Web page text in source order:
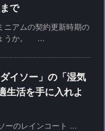
で
ニアムの契約更新時期の
ょうか。 ...
イソー」の「湿気
生活を手に入れよ
のレインコート ...